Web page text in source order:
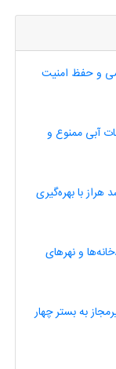
و حفظ امنیت
آبی ممنوع و
با بهره‌گیری
و نهرهای
به بستر چهار